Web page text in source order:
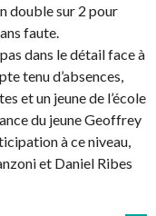
double sur 2 pour
faute.
dans le détail face à
tenu d’absences,
et un jeune de l’école
du jeune Geoffrey
à ce niveau,
et Daniel Ribes